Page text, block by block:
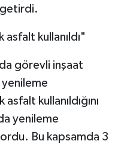
asfalt kullanıldı"
görevli inşaat
yenileme
kullanıldığını
yenileme
Bu kapsamda 3